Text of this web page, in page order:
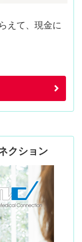
えて、現金に
クション